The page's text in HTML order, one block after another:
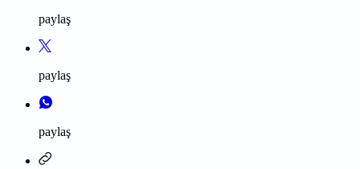
paylaş
paylaş
paylaş